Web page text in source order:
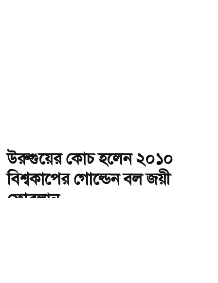
উরুগুয়ের কোচ হলেন ২০১০
বিশ্বকাপের গোল্ডেন বল জয়ী
ফোরলান